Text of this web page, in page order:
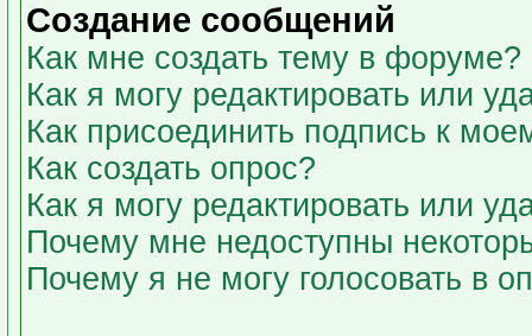
Создание сообщений
Как мне создать тему в форуме?
Как я могу редактировать или
Как присоединить подпись к
Как создать опрос?
Как я могу редактировать или
Почему мне недоступны
Почему я не могу голосовать в